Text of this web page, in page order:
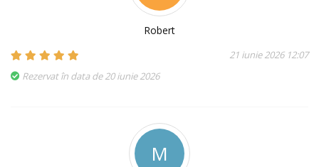
Robert
21 iunie 2026 12:07
Rezervat în data de 20 iunie 2026
M